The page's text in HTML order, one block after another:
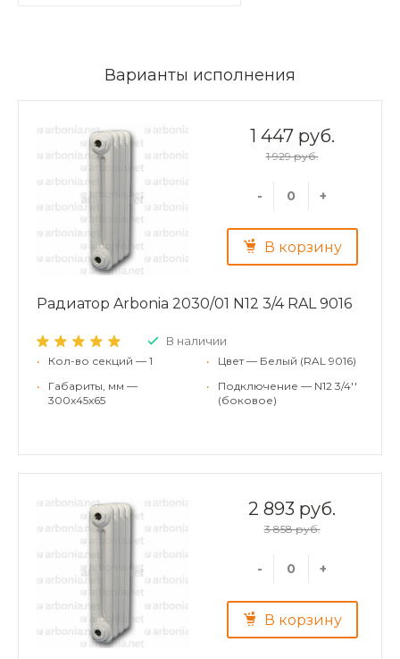
Варианты исполнения
1 447 руб.
1 929 руб.
- +
В корзину
Радиатор Arbonia 2030/01 N12 3/4 RAL 9016
В наличии
•
Кол-во секций — 1
•
Габариты, мм —
300x45x65
•
Цвет — Белый (RAL 9016)
•
Подключение — N12 3/4''
(боковое)
2 893 руб.
3 858 руб.
- +
В корзину